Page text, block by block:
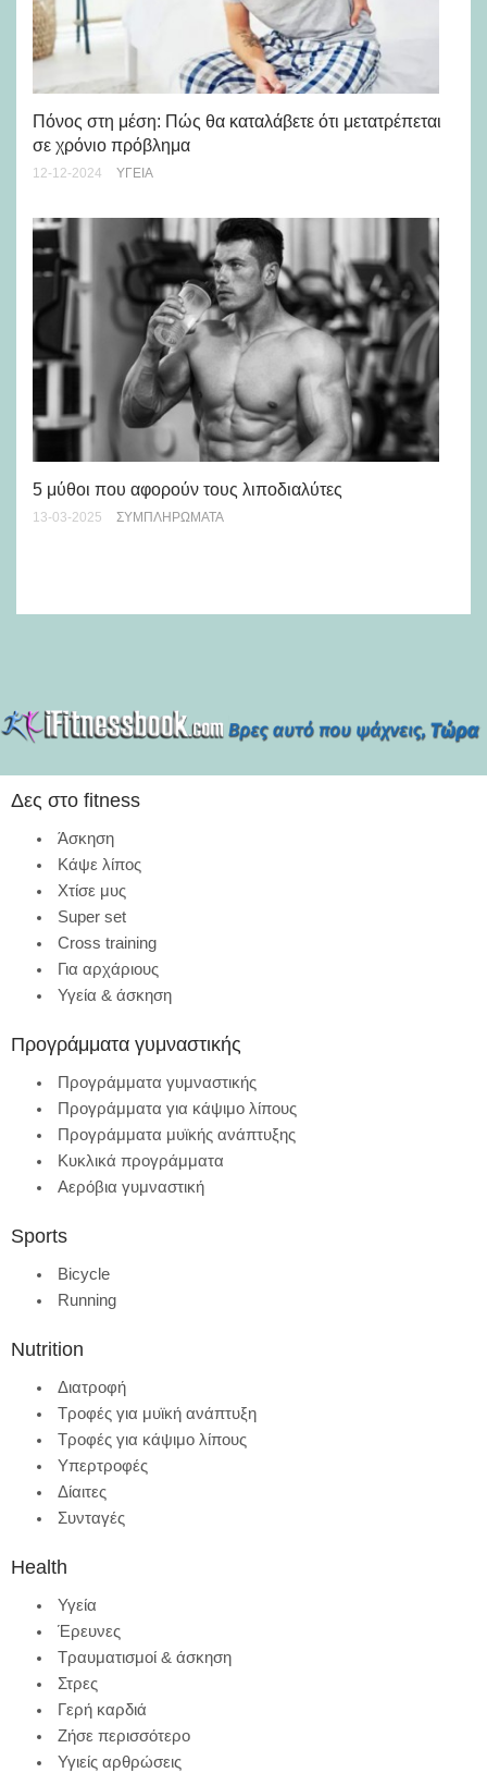
Πόνος στη μέση: Πώς θα καταλάβετε ότι μετατρέπεται
σε χρόνιο πρόβλημα
12-12-2024 ΥΓΕΊΑ
5 μύθοι που αφορούν τους λιποδιαλύτες
13-03-2025 ΣΥΜΠΛΗΡΏΜΑΤΑ
Δες στο fitness
Άσκηση
Κάψε λίπος
Χτίσε μυς
Super set
Cross training
Για αρχάριους
Υγεία & άσκηση
Προγράμματα γυμναστικής
Προγράμματα γυμναστικής
Προγράμματα για κάψιμο λίπους
Προγράμματα μυϊκής ανάπτυξης
Κυκλικά προγράμματα
Αερόβια γυμναστική
Sports
Bicycle
Running
Nutrition
Διατροφή
Τροφές για μυϊκή ανάπτυξη
Τροφές για κάψιμο λίπους
Υπερτροφές
Δίαιτες
Συνταγές
Health
Υγεία
Έρευνες
Τραυματισμοί & άσκηση
Στρες
Γερή καρδιά
Ζήσε περισσότερο
Υγιείς αρθρώσεις